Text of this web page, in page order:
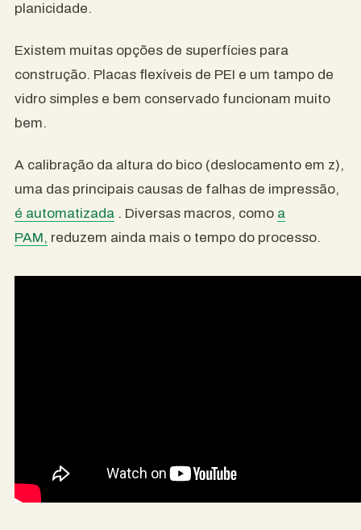
planicidade.
Existem muitas opções de superfícies para
construção. Placas flexíveis de PEI e um tampo de
vidro simples e bem conservado funcionam muito
bem.
A calibração da altura do bico (deslocamento em z),
uma das principais causas de falhas de impressão,
é automatizada . Diversas macros, como a
PAM, reduzem ainda mais o tempo do processo.